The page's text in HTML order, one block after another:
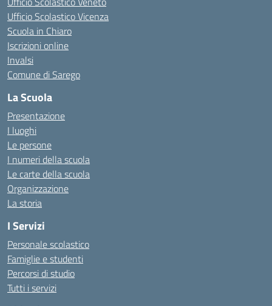
Ufficio Scolastico Vicenza
Scuola in Chiaro
Iscrizioni online
Invalsi
Comune di Sarego
La Scuola
Presentazione
I luoghi
Le persone
I numeri della scuola
Le carte della scuola
Organizzazione
La storia
I Servizi
Personale scolastico
Famiglie e studenti
Percorsi di studio
Tutti i servizi